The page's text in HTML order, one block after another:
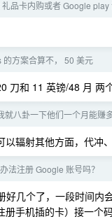
品卡内购或者 Google play
方案合算不， 50 美元
刀和 11 英镑/48 月 两
就八卦一下他们一个月能赚
辐射其他方面，代冲
法注册 Google 账号吗？
几个了，一段时间内
手机插的卡）接一个